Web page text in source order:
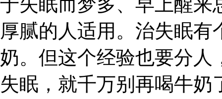
厚腻的人适用。治失眠
奶。但这个经验也要分人
失眠，就千万别再喝牛